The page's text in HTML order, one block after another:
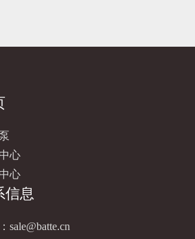
心
心
信息
sale@batte.cn